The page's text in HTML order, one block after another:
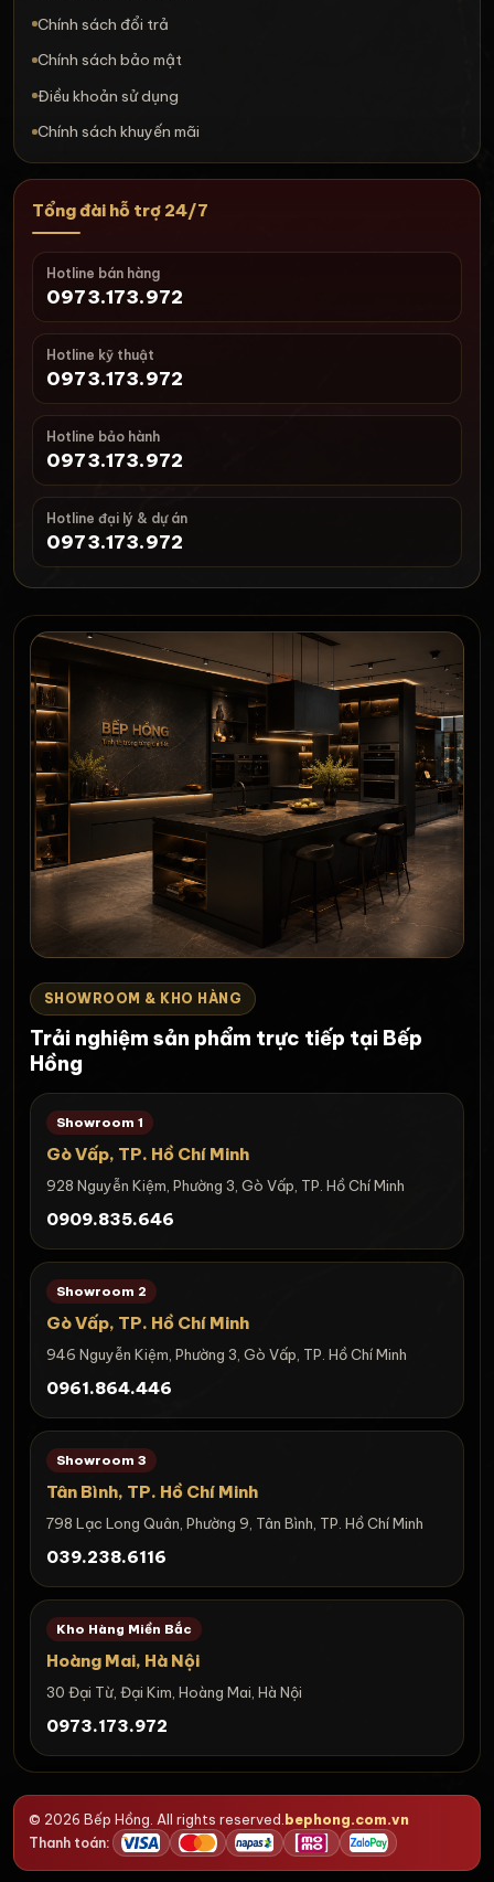
Chính sách đổi trả
Chính sách bảo mật
Điều khoản sử dụng
Chính sách khuyến mãi
Tổng đài hỗ trợ 24/7
Hotline bán hàng
0973.173.972
Hotline kỹ thuật
0973.173.972
Hotline bảo hành
0973.173.972
Hotline đại lý & dự án
0973.173.972
SHOWROOM & KHO HÀNG
Trải nghiệm sản phẩm trực tiếp tại Bếp
Hồng
Showroom 1
Gò Vấp, TP. Hồ Chí Minh
928 Nguyễn Kiệm, Phường 3, Gò Vấp, TP. Hồ Chí Minh
0909.835.646
Showroom 2
Gò Vấp, TP. Hồ Chí Minh
946 Nguyễn Kiệm, Phường 3, Gò Vấp, TP. Hồ Chí Minh
0961.864.446
Showroom 3
Tân Bình, TP. Hồ Chí Minh
798 Lạc Long Quân, Phường 9, Tân Bình, TP. Hồ Chí Minh
039.238.6116
Kho Hàng Miền Bắc
Hoàng Mai, Hà Nội
30 Đại Từ, Đại Kim, Hoàng Mai, Hà Nội
0973.173.972
© 2026 Bếp Hồng. All rights reserved. bephong.com.vn
Thanh toán: